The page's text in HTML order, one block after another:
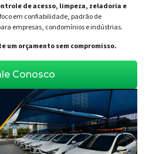
de acesso, limpeza, zeladoria e
em confiabilidade, padrão de
empresas, condomínios e indústrias.
um orçamento sem compromisso.
Conosco